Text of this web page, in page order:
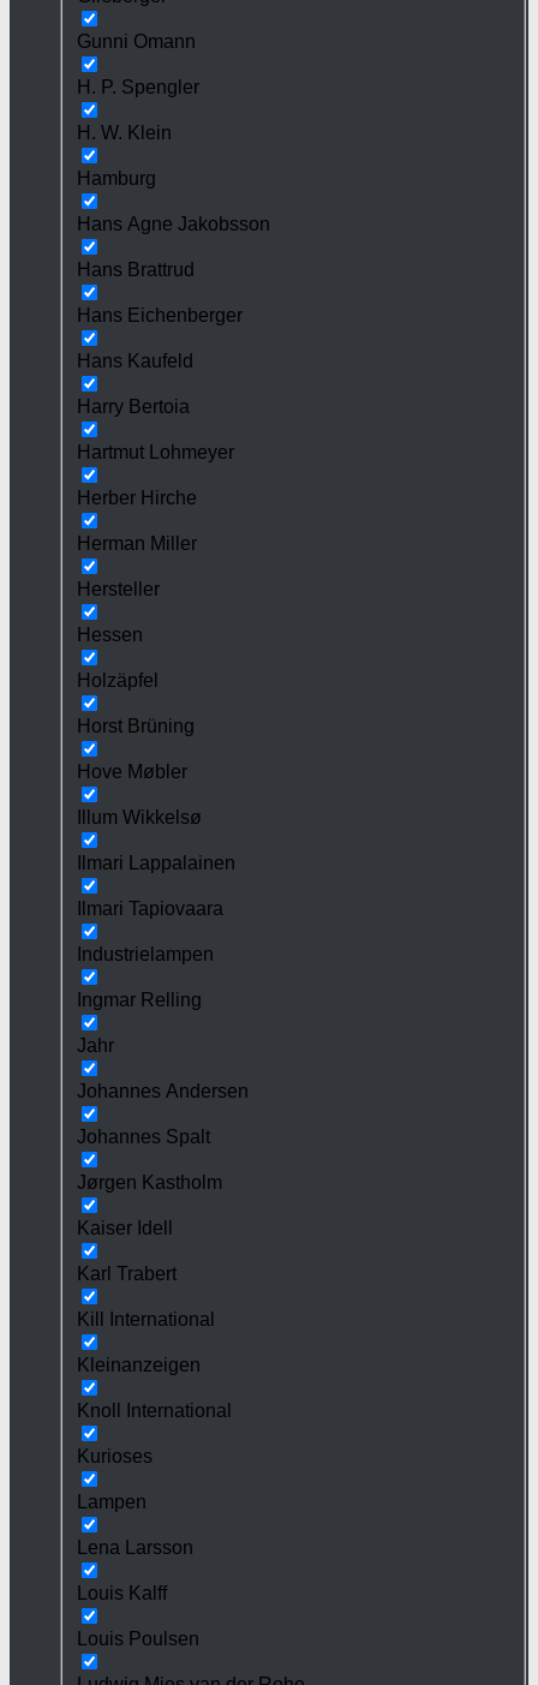
Gunni Omann
H. P. Spengler
H. W. Klein
Hamburg
Hans Agne Jakobsson
Hans Brattrud
Hans Eichenberger
Hans Kaufeld
Harry Bertoia
Hartmut Lohmeyer
Herber Hirche
Herman Miller
Hersteller
Hessen
Holzäpfel
Horst Brüning
Hove Møbler
Illum Wikkelsø
Ilmari Lappalainen
Ilmari Tapiovaara
Industrielampen
Ingmar Relling
Jahr
Johannes Andersen
Johannes Spalt
Jørgen Kastholm
Kaiser Idell
Karl Trabert
Kill International
Kleinanzeigen
Knoll International
Kurioses
Lampen
Lena Larsson
Louis Kalff
Louis Poulsen